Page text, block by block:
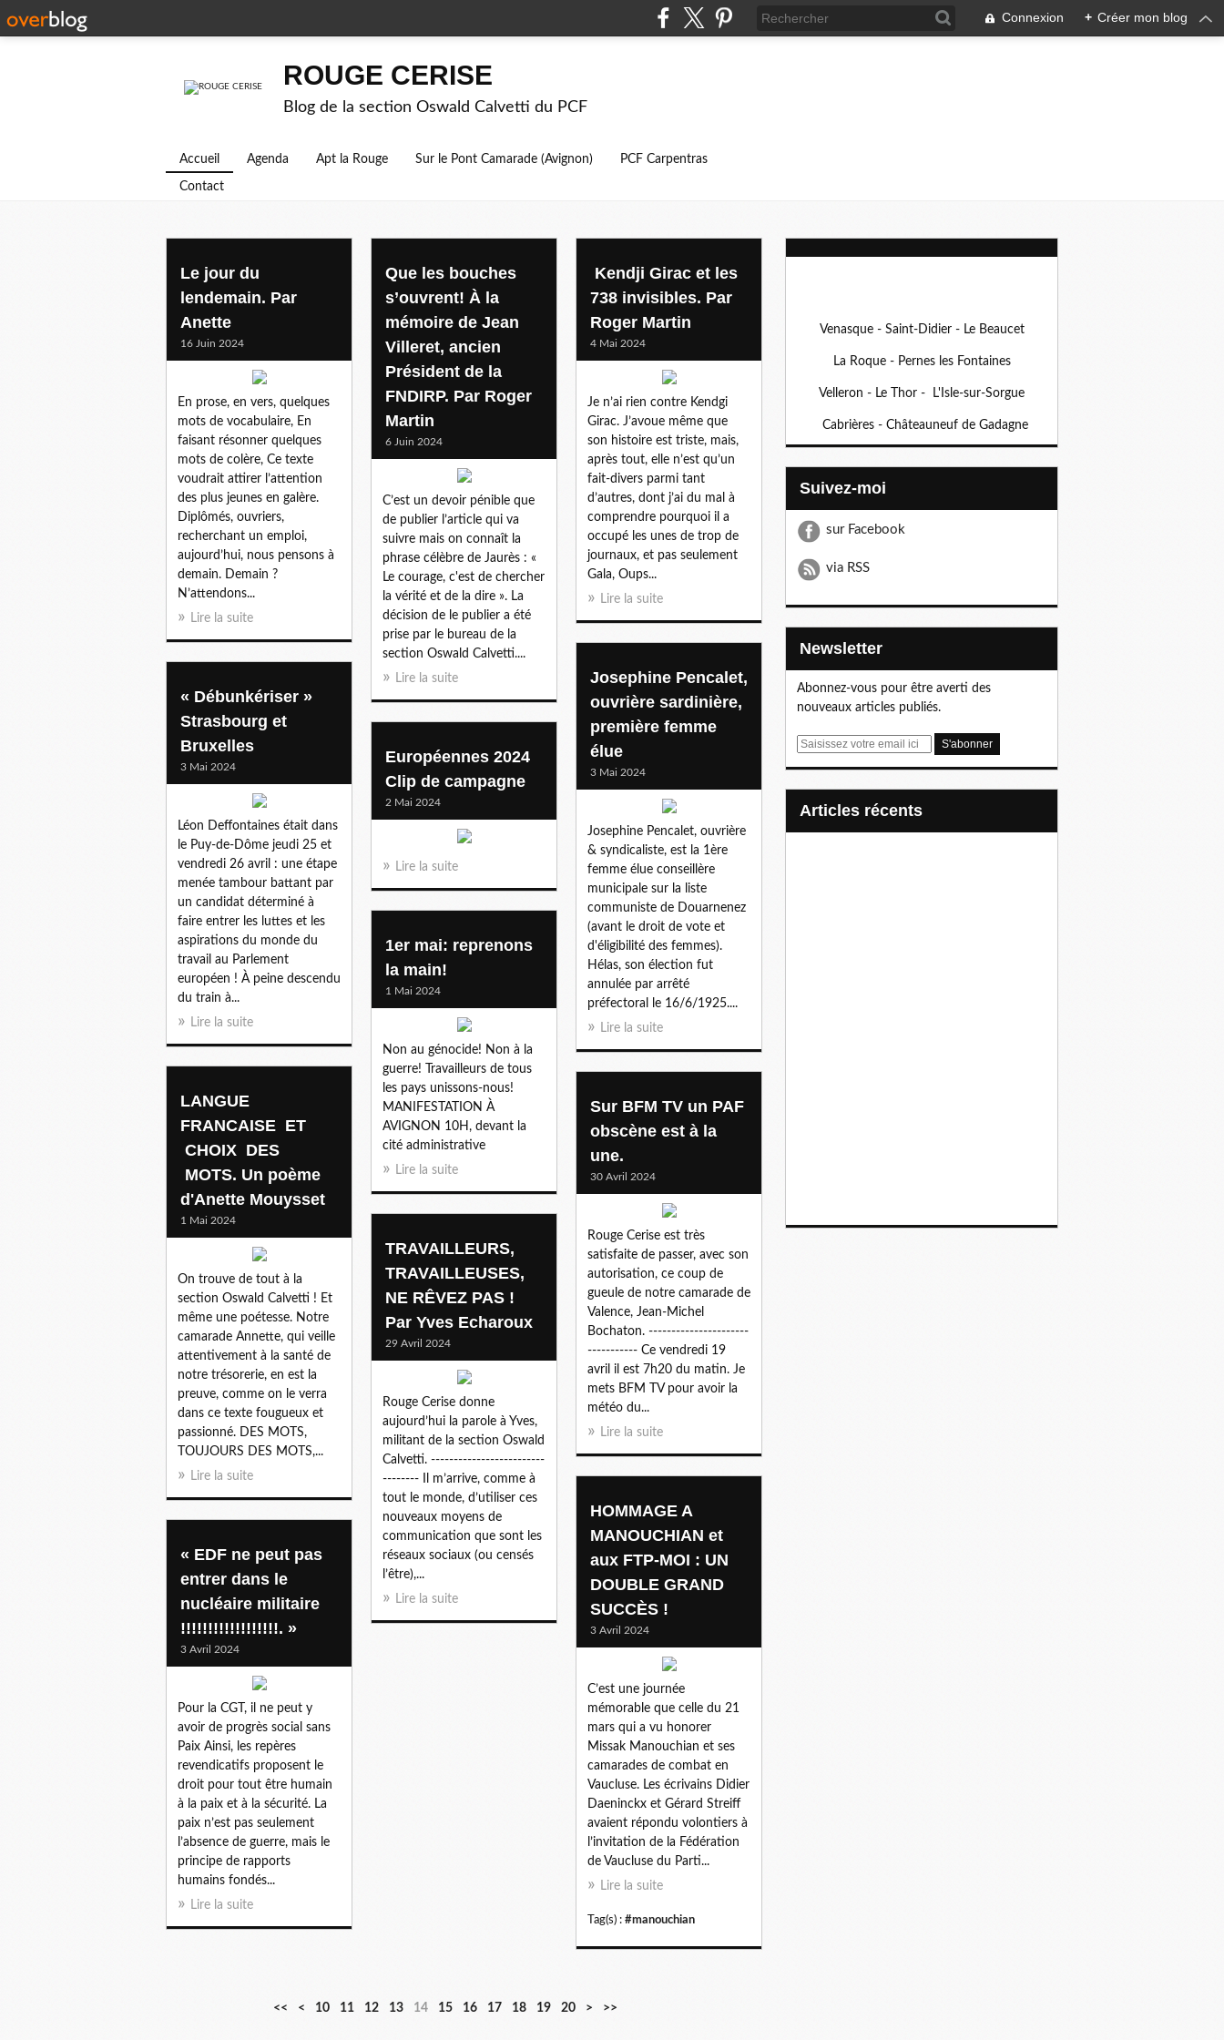
Connexion + Créer mon blog
ROUGE CERISE
Blog de la section Oswald Calvetti du PCF
Accueil Agenda Apt la Rouge Sur le Pont Camarade (Avignon) PCF Carpentras
Contact
Le jour du
lendemain. Par
Anette
16 Juin 2024
En prose, en vers, quelques
mots de vocabulaire, En
faisant résonner quelques
mots de colère, Ce texte
voudrait attirer l’attention
des plus jeunes en galère.
Diplômés, ouvriers,
recherchant un emploi,
aujourd’hui, nous pensons à
demain. Demain ?
N’attendons...
Lire la suite
Que les bouches
s’ouvrent! À la
mémoire de Jean
Villeret, ancien
Président de la
FNDIRP. Par Roger
Martin
6 Juin 2024
C’est un devoir pénible que
de publier l’article qui va
suivre mais on connaît la
phrase célèbre de Jaurès : «
Le courage, c'est de chercher
la vérité et de la dire ». La
décision de le publier a été
prise par le bureau de la
section Oswald Calvetti....
Lire la suite
Kendji Girac et les
738 invisibles. Par
Roger Martin
4 Mai 2024
Je n’ai rien contre Kendgi
Girac. J’avoue même que
son histoire est triste, mais,
après tout, elle n’est qu’un
fait-divers parmi tant
d’autres, dont j’ai du mal à
comprendre pourquoi il a
occupé les unes de trop de
journaux, et pas seulement
Gala, Oups...
Lire la suite
Josephine Pencalet,
ouvrière sardinière,
première femme
élue
3 Mai 2024
Josephine Pencalet, ouvrière
& syndicaliste, est la 1ère
femme élue conseillère
municipale sur la liste
communiste de Douarnenez
(avant le droit de vote et
d'éligibilité des femmes).
Hélas, son élection fut
annulée par arrêté
préfectoral le 16/6/1925....
Lire la suite
« Débunkériser »
Strasbourg et
Bruxelles
3 Mai 2024
Léon Deffontaines était dans
le Puy-de-Dôme jeudi 25 et
vendredi 26 avril : une étape
menée tambour battant par
un candidat déterminé à
faire entrer les luttes et les
aspirations du monde du
travail au Parlement
européen ! À peine descendu
du train à...
Lire la suite
Européennes 2024
Clip de campagne
2 Mai 2024
Lire la suite
1er mai: reprenons
la main!
1 Mai 2024
Non au génocide! Non à la
guerre! Travailleurs de tous
les pays unissons-nous!
MANIFESTATION À
AVIGNON 10H, devant la
cité administrative
Lire la suite
LANGUE
FRANCAISE ET
CHOIX DES
MOTS. Un poème
d'Anette Mouysset
1 Mai 2024
On trouve de tout à la
section Oswald Calvetti ! Et
même une poétesse. Notre
camarade Annette, qui veille
attentivement à la santé de
notre trésorerie, en est la
preuve, comme on le verra
dans ce texte fougueux et
passionné. DES MOTS,
TOUJOURS DES MOTS,...
Lire la suite
Sur BFM TV un PAF
obscène est à la
une.
30 Avril 2024
Rouge Cerise est très
satisfaite de passer, avec son
autorisation, ce coup de
gueule de notre camarade de
Valence, Jean-Michel
Bochaton. ----------------------
----------- Ce vendredi 19
avril il est 7h20 du matin. Je
mets BFM TV pour avoir la
météo du...
Lire la suite
TRAVAILLEURS,
TRAVAILLEUSES,
NE RÊVEZ PAS !
Par Yves Echaroux
29 Avril 2024
Rouge Cerise donne
aujourd’hui la parole à Yves,
militant de la section Oswald
Calvetti. -------------------------
-------- Il m’arrive, comme à
tout le monde, d’utiliser ces
nouveaux moyens de
communication que sont les
réseaux sociaux (ou censés
l’être),...
Lire la suite
HOMMAGE A
MANOUCHIAN et
aux FTP-MOI : UN
DOUBLE GRAND
SUCCÈS !
3 Avril 2024
C’est une journée
mémorable que celle du 21
mars qui a vu honorer
Missak Manouchian et ses
camarades de combat en
Vaucluse. Les écrivains Didier
Daeninckx et Gérard Streiff
avaient répondu volontiers à
l’invitation de la Fédération
de Vaucluse du Parti...
Lire la suite
Tag(s) : #manouchian
« EDF ne peut pas
entrer dans le
nucléaire militaire
!!!!!!!!!!!!!!!!!!. »
3 Avril 2024
Pour la CGT, il ne peut y
avoir de progrès social sans
Paix Ainsi, les repères
revendicatifs proposent le
droit pour tout être humain
à la paix et à la sécurité. La
paix n’est pas seulement
l’absence de guerre, mais le
principe de rapports
humains fondés...
Lire la suite
<< < 10 11 12 13 14 15 16 17 18 19 20
3
4
5
6
7
8
9
1
2
3
4
> >>
Venasque - Saint-Didier - Le Beaucet
La Roque - Pernes les Fontaines
Velleron - Le Thor - L'Isle-sur-Sorgue
Cabrières - Châteauneuf de Gadagne
Suivez-moi
sur Facebook
via RSS
Newsletter
Abonnez-vous pour être averti des
nouveaux articles publiés.
E
articles récents